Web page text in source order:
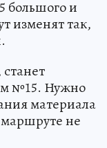
большого и
изменят так,
№15. Нужно
материала
не